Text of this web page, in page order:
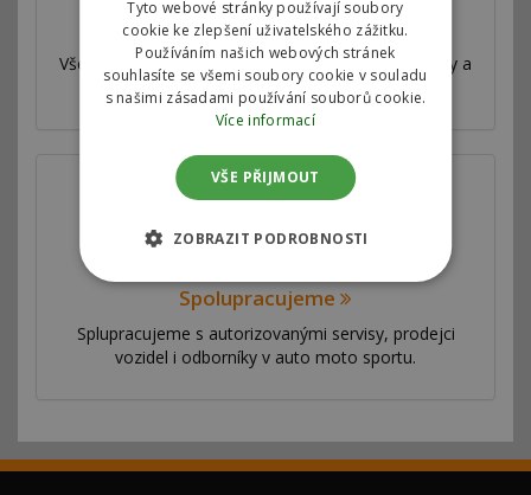
Válcová zkušebna
Všechny naše úpravy jsou velmi důkladně testovány a
měřeny na profesionální válcové zkušebně.
Spolupracujeme
Splupracujeme s autorizovanými servisy, prodejci
vozidel i odborníky v auto moto sportu.
Tyto webové stránky používají soubory
cookie ke zlepšení uživatelského zážitku.
Používáním našich webových stránek
souhlasíte se všemi soubory cookie v souladu
s našimi zásadami používání souborů cookie.
Více informací
VŠE PŘIJMOUT
ZOBRAZIT PODROBNOSTI